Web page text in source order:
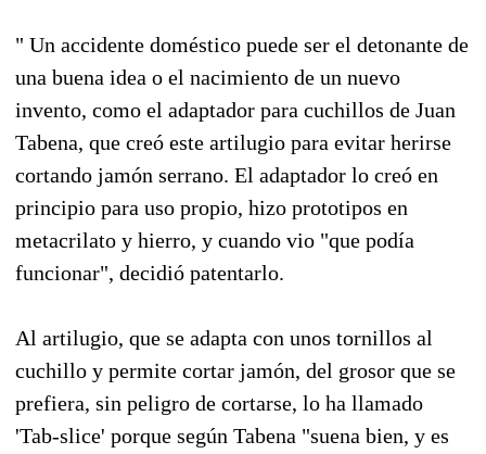
" Un accidente doméstico puede ser el detonante de
una buena idea o el nacimiento de un nuevo
invento, como el adaptador para cuchillos de Juan
Tabena, que creó este artilugio para evitar herirse
cortando jamón serrano. El adaptador lo creó en
principio para uso propio, hizo prototipos en
metacrilato y hierro, y cuando vio "que podía
funcionar", decidió patentarlo.
Al artilugio, que se adapta con unos tornillos al
cuchillo y permite cortar jamón, del grosor que se
prefiera, sin peligro de cortarse, lo ha llamado
'Tab-slice' porque según Tabena "suena bien, y es